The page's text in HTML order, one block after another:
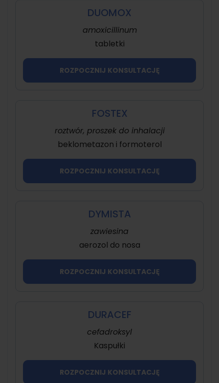
DUOMOX
amoxicillinum
tabletki
ROZPOCZNIJ KONSULTACJĘ
FOSTEX
roztwór, proszek do inhalacji
beklometazon i formoterol
ROZPOCZNIJ KONSULTACJĘ
DYMISTA
zawiesina
aerozol do nosa
ROZPOCZNIJ KONSULTACJĘ
DURACEF
cefadroksyl
Kaspułki
ROZPOCZNIJ KONSULTACJĘ